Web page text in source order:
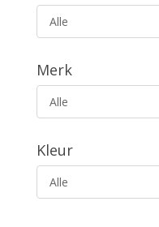
Alle
Merk
Alle
Kleur
Alle